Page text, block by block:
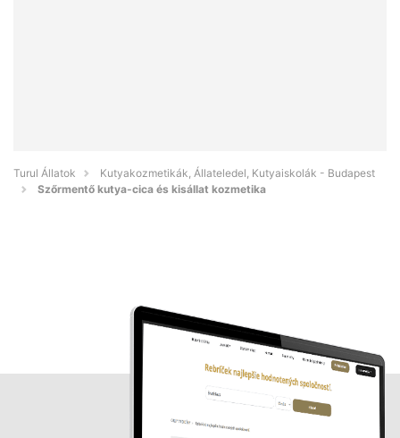
Turul Állatok
Kutyakozmetikák, Állateledel, Kutyaiskolák - Budapest
Szőrmentő kutya-cica és kisállat kozmetika